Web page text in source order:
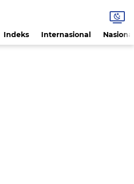
Indeks Internasional